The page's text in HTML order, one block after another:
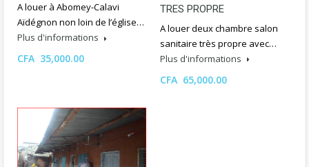
A louer à Abomey-Calavi
Aïdégnon non loin de l’église…
Plus d'informations
CFA 35,000.00
TRES PROPRE
A louer deux chambre salon
sanitaire très propre avec…
Plus d'informations
CFA 65,000.00